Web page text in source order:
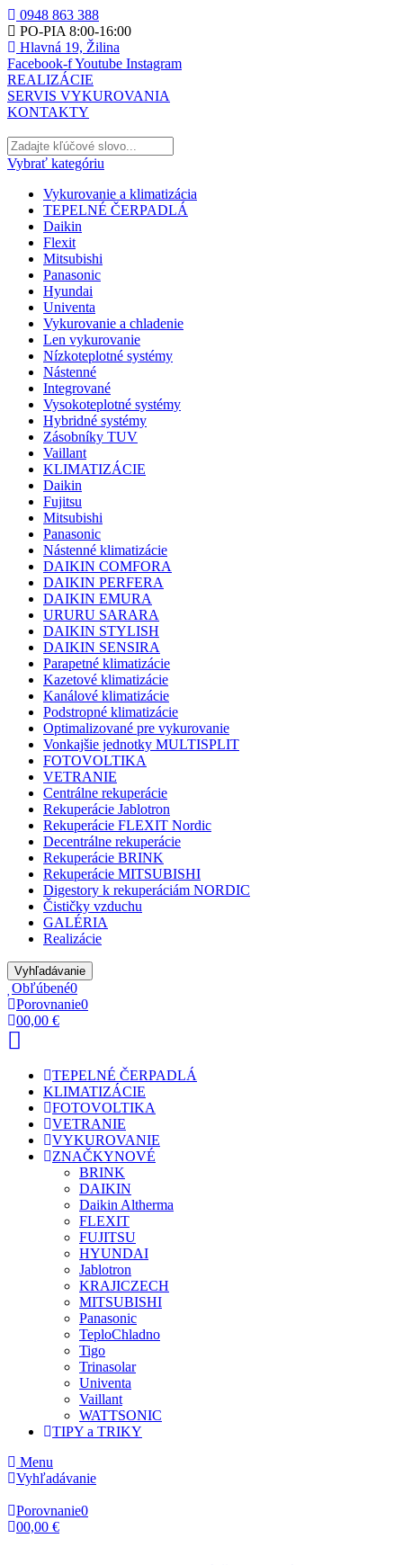
0948 863 388
PO-PIA 8:00-16:00
Hlavná 19, Žilina
Facebook-fYoutube Instagram
REALIZÁCIE
SERVIS VYKUROVANIA
KONTAKTY
Vybrať kategóriu
Vykurovanie a klimatizácia
TEPELNÉ ČERPADLÁ
Daikin
Flexit
Mitsubishi
Panasonic
Hyundai
Univenta
Vykurovanie a chladenie
Len vykurovanie
Nízkoteplotné systémy
Nástenné
Integrované
Vysokoteplotné systémy
Hybridné systémy
Zásobníky TUV
Vaillant
KLIMATIZÁCIE
Daikin
Fujitsu
Mitsubishi
Panasonic
Nástenné klimatizácie
DAIKIN COMFORA
DAIKIN PERFERA
DAIKIN EMURA
URURU SARARA
DAIKIN STYLISH
DAIKIN SENSIRA
Parapetné klimatizácie
Kazetové klimatizácie
Kanálové klimatizácie
Podstropné klimatizácie
Optimalizované pre vykurovanie
Vonkajšie jednotky MULTISPLIT
FOTOVOLTIKA
VETRANIE
Centrálne rekuperácie
Rekuperácie Jablotron
Rekuperácie FLEXIT Nordic
Decentrálne rekuperácie
Rekuperácie BRINK
Rekuperácie MITSUBISHI
Digestory k rekuperáciám NORDIC
Čističky vzduchu
GALÉRIA
Realizácie
Vyhľadávanie
Obľúbené0
Porovnanie0
00,00 €
TEPELNÉ ČERPADLÁ
KLIMATIZÁCIE
FOTOVOLTIKA
VETRANIE
VYKUROVANIE
ZNAČKYNOVÉ
BRINK
DAIKIN
Daikin Altherma
FLEXIT
FUJITSU
HYUNDAI
Jablotron
KRAJICZECH
MITSUBISHI
Panasonic
TeploChladno
Tigo
Trinasolar
Univenta
Vaillant
WATTSONIC
TIPY a TRIKY
Menu
Vyhľadávanie
Porovnanie0
00,00 €